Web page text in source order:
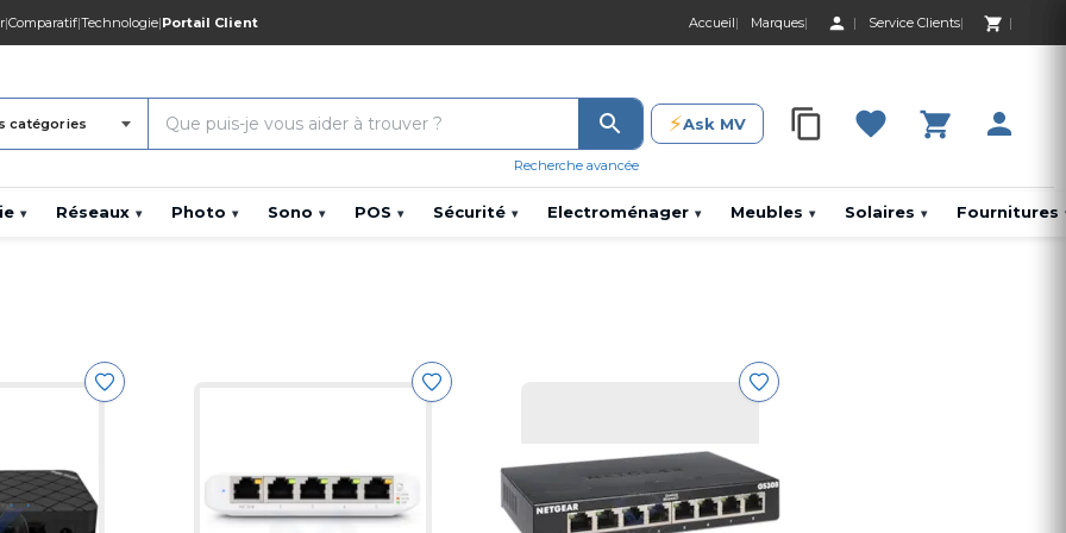
|Comparatif|Technologie|Portail Client Accueil Marques Service Clients
0 Produit 0,00
catégories
Recherche avancée
⚡Ask MV 0 Produit 0,00 DH
▾ Réseaux ▾ Photo ▾ Sono ▾ POS ▾ Sécurité ▾ Electroménager ▾ Meubles ▾ Solaires ▾ Fournitures